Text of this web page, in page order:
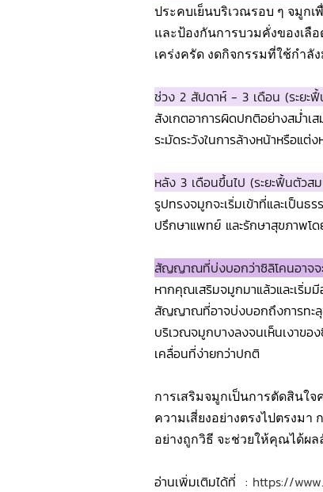
ประคบเย็นบริเวณรอบ ๆ จมูก
และป้องกันการบวมคั่งของเลื
เคร่งครัด งดกิจกรรมที่ใช้กำลั
ช่วง 2 สัปดาห์ - 3 เดือน (ระยะ
สังเกตอาการผิดปกติอย่างสม่ำเ
ระมัดระวังในการล้างหน้าหรือแ
หลัง 3 เดือนขึ้นไป (ระยะฟื้นตัว
รูปทรงจมูกจะเริ่มเข้าที่และเป็น
ปรึกษาแพทย์ และรักษาสุขภาพโ
สัญญาณที่บ่งบอกว่าซิลิโคนอาจจ
หากคุณเสริมจมูกมาแล้วและเริ่
สัญญาณที่อาจบ่งบอกถึงการทะ
บริเวณจมูกบางลงจนเห็นเงาขอ
เคลื่อนที่ง่ายกว่าปกติ
การเสริมจมูกเป็นการตัดสินใ
ความเสี่ยงอย่างตรงไปตรงม
อย่างถูกวิธี จะช่วยให้คุณได้ผ
อ่านเพิ่มเติมได้ที่ : https://